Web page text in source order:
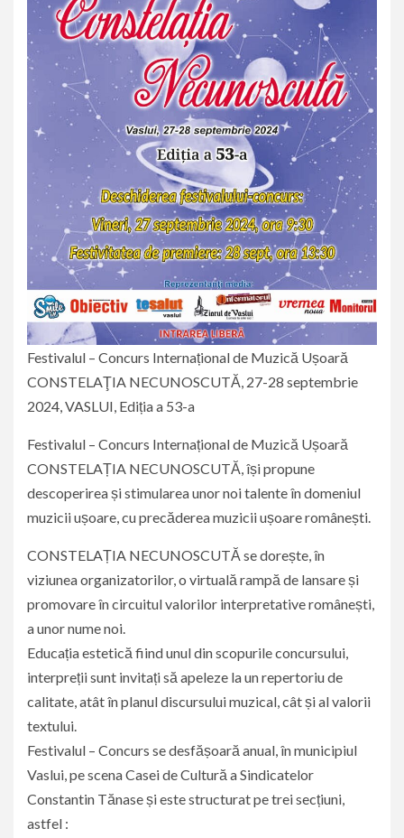
Festivalul – Concurs Internațional de Muzică Ușoară
CONSTELAŢIA NECUNOSCUTĂ, 27-28 septembrie
2024, VASLUI, Ediția a 53-a
Festivalul – Concurs Internațional de Muzică Ușoară
CONSTELAȚIA NECUNOSCUTĂ, își propune
descoperirea și stimularea unor noi talente în domeniul
muzicii ușoare, cu precăderea muzicii ușoare românești.
CONSTELAȚIA NECUNOSCUTĂ se dorește, în
viziunea organizatorilor, o virtuală rampă de lansare și
promovare în circuitul valorilor interpretative românești,
a unor nume noi.
Educația estetică fiind unul din scopurile concursului,
interpreții sunt invitați să apeleze la un repertoriu de
calitate, atât în planul discursului muzical, cât și al valorii
textului.
Festivalul – Concurs se desfășoară anual, în municipiul
Vaslui, pe scena Casei de Cultură a Sindicatelor
Constantin Tănase și este structurat pe trei secțiuni,
astfel :